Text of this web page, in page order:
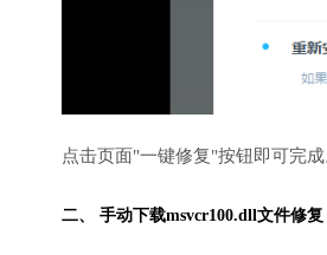
点击页面"一键修复"按钮即可完成
二、 手动下载msvcr100.dll文件修复